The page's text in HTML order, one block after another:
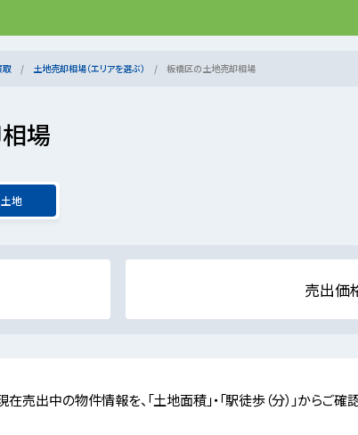
取 土地売却相場（エリアを選ぶ） 板橋区の土地売却相場
場
土地
売出価
在売出中の物件情報を、「土地面積」・「駅徒歩（分）」からご確